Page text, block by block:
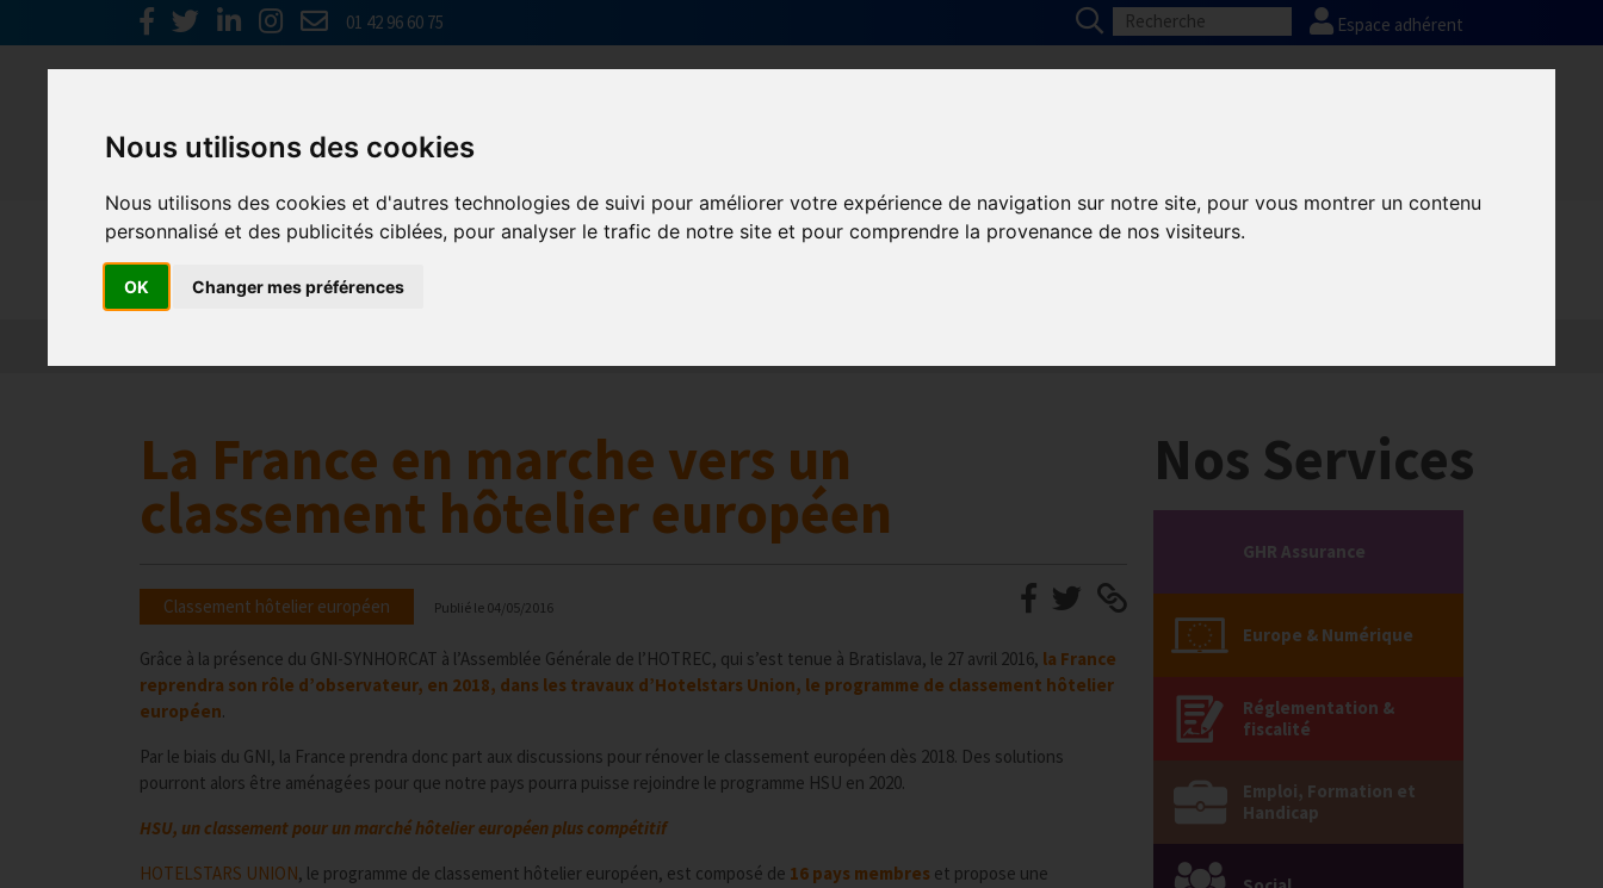
Nous utilisons des cookies
Nous utilisons des cookies et d'autres technologies de suivi pour améliorer votre expérience de navigation sur notre site, pour vous montrer un contenu
personnalisé et des publicités ciblées, pour analyser le trafic de notre site et pour comprendre la provenance de nos visiteurs.
OK Changer mes préférences
01 42 96 60 75 Espace adhérent
Europe & Numérique
La France en marche vers un
classement hôtelier européen
Classement hôtelier européen Publié le 04/05/2016
Grâce à la présence du GNI-SYNHORCAT à l’Assemblée Générale de l’HOTREC, qui s’est tenue à Bratislava, le 27 avril 2016, la France
reprendra son rôle d’observateur, en 2018, dans les travaux d’Hotelstars Union, le programme de classement hôtelier
européen.
Par le biais du GNI, la France prendra donc part aux discussions pour rénover le classement européen dès 2018. Des solutions
pourront alors être aménagées pour que notre pays pourra puisse rejoindre le programme HSU en 2020.
HSU, un classement pour un marché hôtelier européen plus compétitif
HOTELSTARS UNION, le programme de classement hôtelier européen, est composé de 16 pays membres et propose une
Nos Services
GHR Assurance
Europe & Numérique
Réglementation &
fiscalité
Emploi, Formation et
Handicap